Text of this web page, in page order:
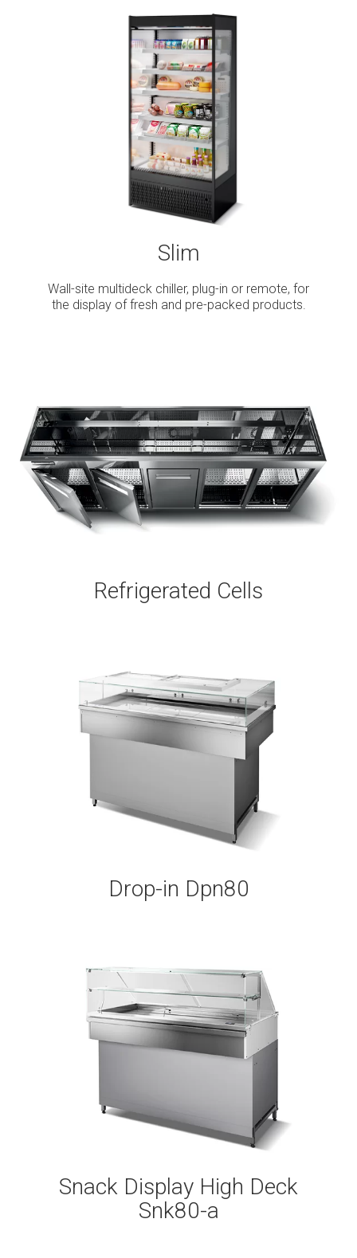
Slim
Wall-site multideck chiller, plug-in or remote, for
the display of fresh and pre-packed products.
Refrigerated Cells
Drop-in Dpn80
Snack Display High Deck
Snk80-a